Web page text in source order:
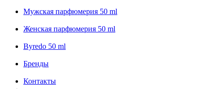
Мужская парфюмерия 50 ml
Женская парфюмерия 50 ml
Byredo 50 ml
Бренды
Контакты